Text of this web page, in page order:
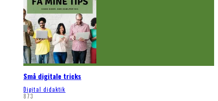
Små digitale tricks
Digital didaktik
873